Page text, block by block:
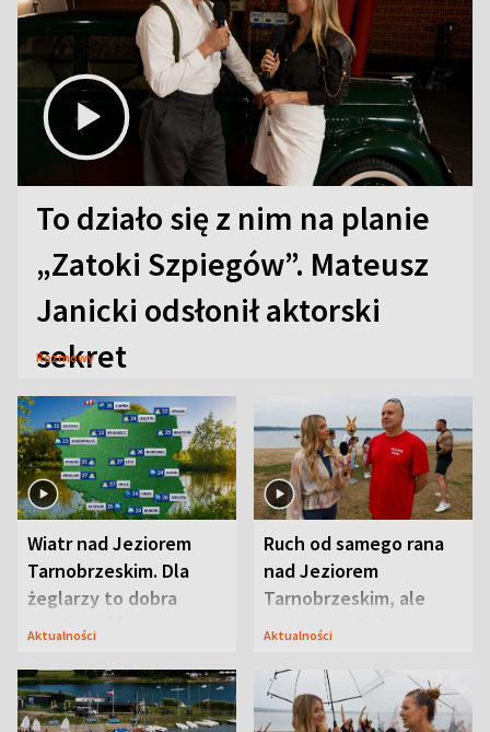
To działo się z nim na planie
„Zatoki Szpiegów”. Mateusz
Janicki odsłonił aktorski
sekret
Rozmowy
Wiatr nad Jeziorem
Tarnobrzeskim. Dla
żeglarzy to dobra
wiadomość
Aktualności
Ruch od samego rana
nad Jeziorem
Tarnobrzeskim, ale
ważna jest jedna
Aktualności